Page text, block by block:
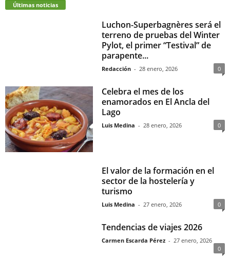
Últimas noticias
Luchon-Superbagnères será el
terreno de pruebas del Winter
Pylot, el primer “Testival” de
parapente...
Redacción - 28 enero, 2026 0
Celebra el mes de los
enamorados en El Ancla del
Lago
Luis Medina - 28 enero, 2026 0
El valor de la formación en el
sector de la hostelería y
turismo
Luis Medina - 27 enero, 2026 0
Tendencias de viajes 2026
Carmen Escarda Pérez - 27 enero, 2026
0